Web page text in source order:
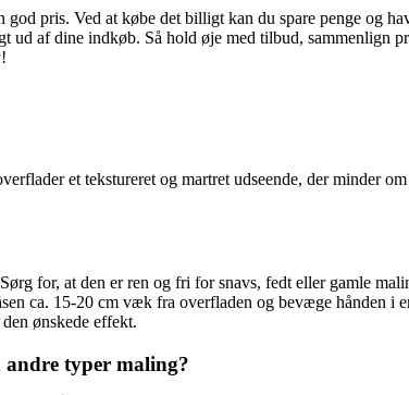
pris. Ved at købe det billigt kan du spare penge og
af dine indkøb. Så hold øje med tilbud, sammenlign
et tekstureret og martret udseende, der minder
for, at den er ren og fri for snavs, fedt eller gamle
ca. 15-20 cm væk fra overfladen og bevæge hånden i
ønskede effekt.
andre typer maling?